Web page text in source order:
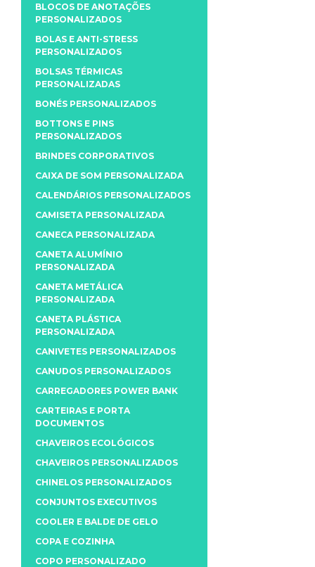
BLOCOS DE ANOTAÇÕES
PERSONALIZADOS
BOLAS E ANTI-STRESS
PERSONALIZADOS
BOLSAS TÉRMICAS
PERSONALIZADAS
BONÉS PERSONALIZADOS
BOTTONS E PINS
PERSONALIZADOS
BRINDES CORPORATIVOS
CAIXA DE SOM PERSONALIZADA
CALENDÁRIOS PERSONALIZADOS
CAMISETA PERSONALIZADA
CANECA PERSONALIZADA
CANETA ALUMÍNIO
PERSONALIZADA
CANETA METÁLICA
PERSONALIZADA
CANETA PLÁSTICA
PERSONALIZADA
CANIVETES PERSONALIZADOS
CANUDOS PERSONALIZADOS
CARREGADORES POWER BANK
CARTEIRAS E PORTA
DOCUMENTOS
CHAVEIROS ECOLÓGICOS
CHAVEIROS PERSONALIZADOS
CHINELOS PERSONALIZADOS
CONJUNTOS EXECUTIVOS
COOLER E BALDE DE GELO
COPA E COZINHA
COPO PERSONALIZADO